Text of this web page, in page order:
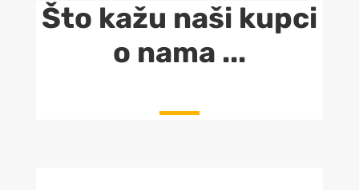
Što kažu naši kupci
o nama ...